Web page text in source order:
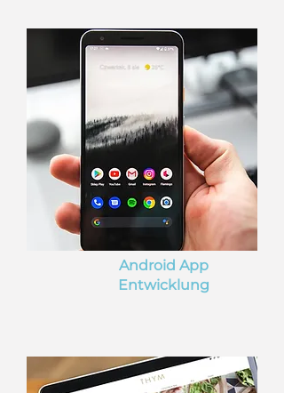
Android App
Entwicklung